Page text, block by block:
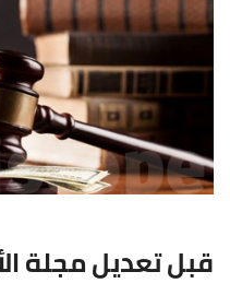
قبل تعديل مجلة